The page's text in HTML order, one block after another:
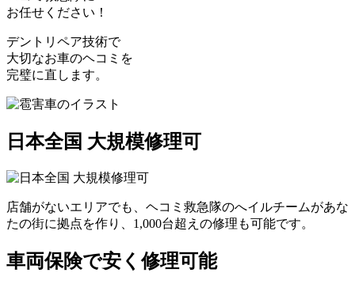
お任せください！
デントリペア技術で
大切なお車のヘコミを
完璧に直します。
日本全国 大規模修理可
店舗がないエリアでも、ヘコミ救急隊のへイルチームがあな
たの街に拠点を作り、1,000台超えの修理も可能です。
車両保険で安く修理可能